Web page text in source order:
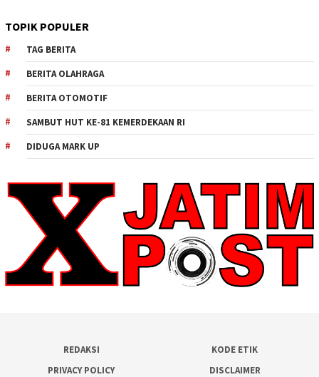
TOPIK POPULER
TAG BERITA
BERITA OLAHRAGA
BERITA OTOMOTIF
SAMBUT HUT KE-81 KEMERDEKAAN RI
DIDUGA MARK UP
REDAKSI
KODE ETIK
PRIVACY POLICY
DISCLAIMER